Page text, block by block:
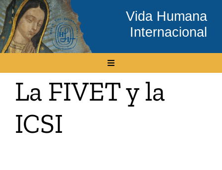
Skip
to
content
Vida Humana
Internacional
Toggle
Inicio
Conócenos
La FIVET y la
ICSI